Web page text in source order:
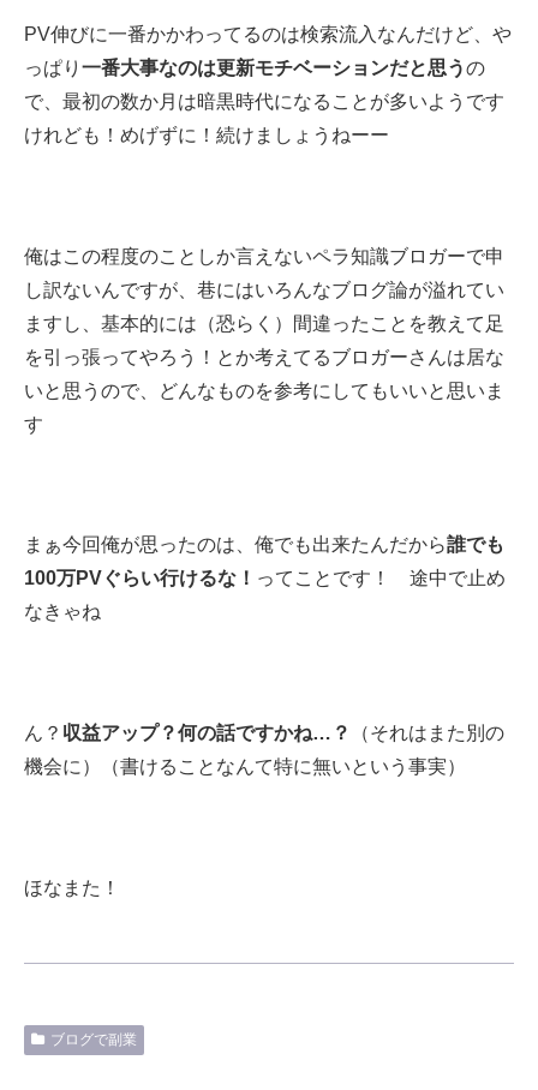
PV伸びに一番かかわってるのは検索流入なんだけど、や
っぱり 一番大事なのは更新モチベーションだと思うの
で、最初の数か月は暗黒時代になることが多いようです
けれども！めげずに！続けましょうねーー
俺はこの程度のことしか言えないペラ知識ブロガーで申
し訳ないんですが、巷にはいろんなブログ論が溢れてい
ますし、基本的には（恐らく）間違ったことを教えて足
を引っ張ってやろう！とか考えてるブロガーさんは居な
いと思うので、どんなものを参考にしてもいいと思いま
す
まぁ今回俺が思ったのは、俺でも出来たんだから誰でも
100万PVぐらい行けるな！ ってことです！ 途中で止め
なきゃね
ん？ 収益アップ？何の話ですかね…？
（それはまた別の
機会に）（書けることなんて特に無いという事実）
ほなまた！
ブログで副業